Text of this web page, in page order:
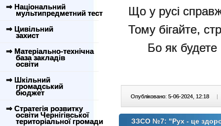
⇒ Національний
мультипредметний тест
⇒ Цивільний
захист
⇒ Матеріально-технічна
база закладів
освіти
⇒ Шкільний
громадський
бюджет
⇒ Стратегія розвитку
освіти Чернігівської
територіальної громади
Що у русі
Тому бігайте,
Бо як будете
Опубліковано: 5-06-2024, 12:18 |
ЗЗСО №7: "Рух - це